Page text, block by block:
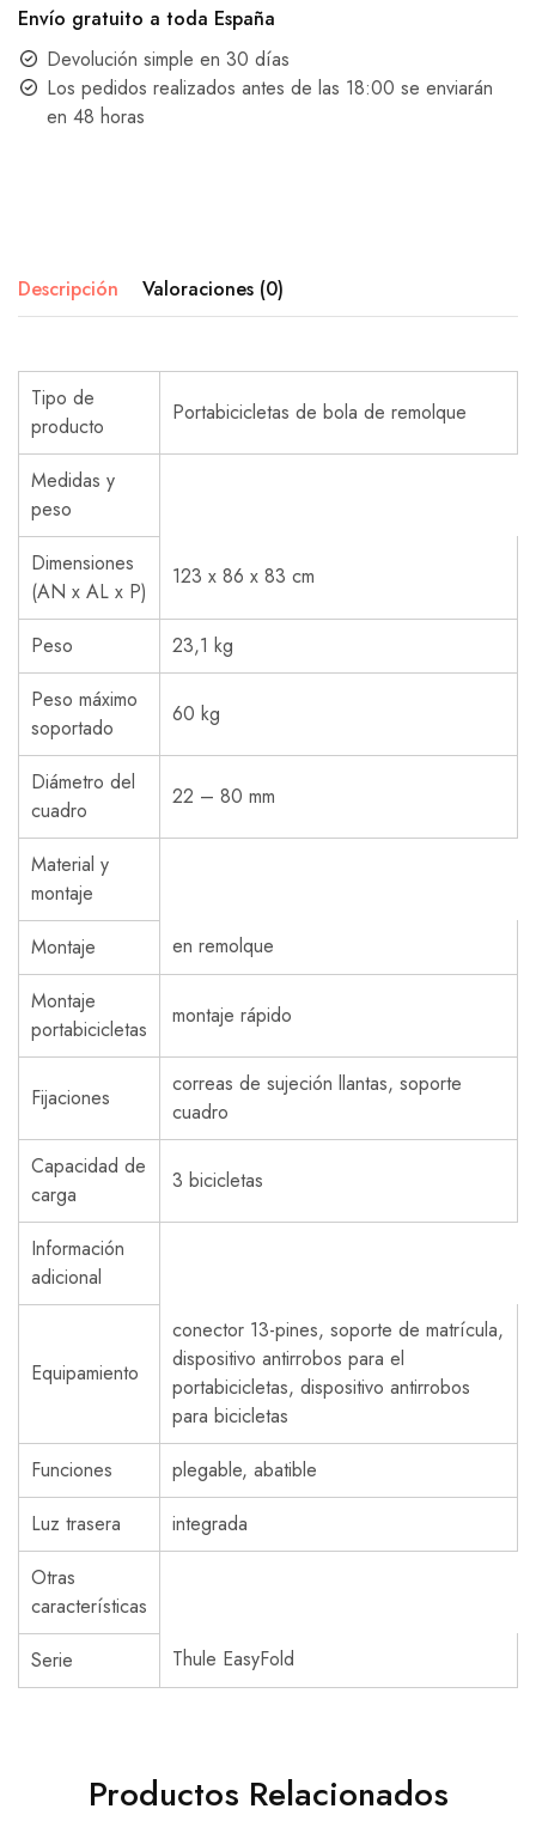
Envío gratuito a toda España
Devolución simple en 30 días
Los pedidos realizados antes de las 18:00 se enviarán
en 48 horas
Descripción Valoraciones (0)
Tipo de
producto
Portabicicletas de bola de remolque
Medidas y
peso
Dimensiones
(AN x AL x P)
123 x 86 x 83 cm
Peso
23,1 kg
Peso máximo
soportado
60 kg
Diámetro del
cuadro
22 – 80 mm
Material y
montaje
Montaje
en remolque
Montaje
portabicicletas
montaje rápido
Fijaciones
correas de sujeción llantas, soporte
cuadro
Capacidad de
carga
3 bicicletas
Información
adicional
Equipamiento
conector 13-pines, soporte de matrícula,
dispositivo antirrobos para el
portabicicletas, dispositivo antirrobos
para bicicletas
Funciones
plegable, abatible
Luz trasera
integrada
Otras
características
Serie
Thule EasyFold
Productos Relacionados